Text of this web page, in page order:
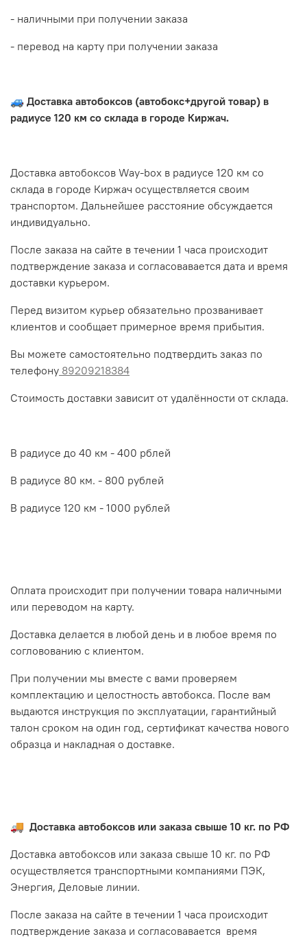
- наличными при получении заказа
- перевод на карту при получении заказа
🚙 Доставка автобоксов (автобокс+другой товар) в
радиусе 120 км со склада в городе Киржач.
Доставка автобоксов Way-box в радиусе 120 км со
склада в городе Киржач осуществляется своим
транспортом. Дальнейшее расстояние обсуждается
индивидуально.
После заказа на сайте в течении 1 часа происходит
подтверждение заказа и согласовавается дата и время
доставки курьером.
Перед визитом курьер обязательно прозванивает
клиентов и сообщает примерное время прибытия.
Вы можете самостоятельно подтвердить заказ по
телефону 89209218384
Стоимость доставки зависит от удалённости от склада.
В радиусе до 40 км - 400 рблей
В радиусе 80 км. - 800 рублей
В радиусе 120 км - 1000 рублей
Оплата происходит при получении товара наличными
или переводом на карту.
Доставка делается в любой день и в любое время по
согловованию с клиентом.
При получении мы вместе с вами проверяем
комплектацию и целостность автобокса. После вам
выдаются инструкция по эксплуатации, гарантийный
талон сроком на один год, сертификат качества нового
образца и накладная о доставке.
🚚 Доставка автобоксов или заказа свыше 10 кг. по РФ
Доставка автобоксов или заказа свыше 10 кг. по РФ
осуществляется транспортными компаниями ПЭК,
Энергия, Деловые линии.
После заказа на сайте в течении 1 часа происходит
подтверждение заказа и согласовавается время